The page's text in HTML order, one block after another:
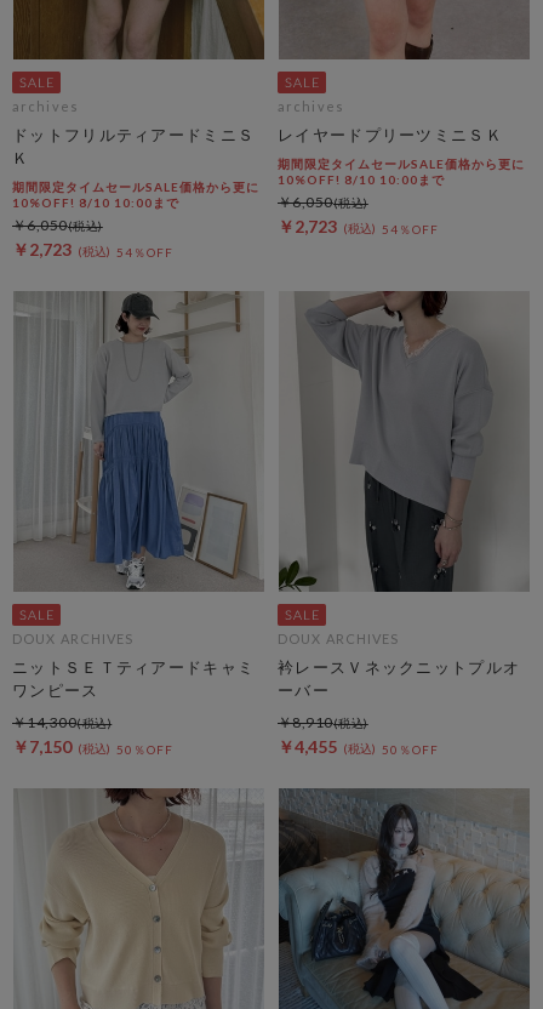
archives
ドットフリルティアードミニＳ
Ｋ
期間限定タイムセールSALE価格から更に
10%OFF! 8/10 10:00まで
￥2,723 54％OFF
￥6,050
archives
レイヤードプリーツミニＳＫ
期間限定タイムセールSALE価格から更に
10%OFF! 8/10 10:00まで
￥2,723 54％OFF
￥6,050
DOUX ARCHIVES
ニットＳＥＴティアードキャミ
ワンピース
￥7,150 50％OFF
￥14,300
DOUX ARCHIVES
衿レースＶネックニットプルオ
ーバー
￥4,455 50％OFF
￥8,910